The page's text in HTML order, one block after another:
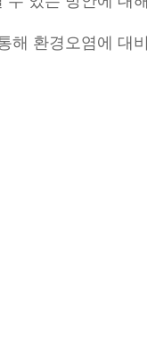
해 환경오염에 대